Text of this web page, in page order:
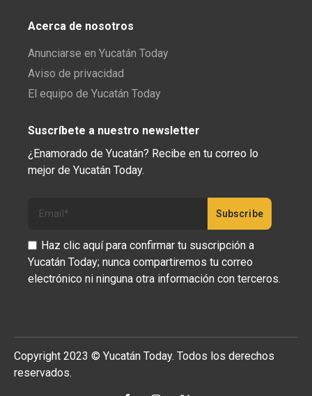
Acerca de nosotros
Anunciarse en Yucatán Today
Aviso de privacidad
El equipo de Yucatán Today
Suscríbete a nuestro newsletter
¿Enamorado de Yucatán? Recibe en tu correo lo
mejor de Yucatán Today.
Haz clic aquí para confirmar tu suscripción a
Yucatán Today; nunca compartiremos tu correo
electrónico ni ninguna otra información con terceros.
Copyright 2023 © Yucatán Today. Todos los derechos
reservados.